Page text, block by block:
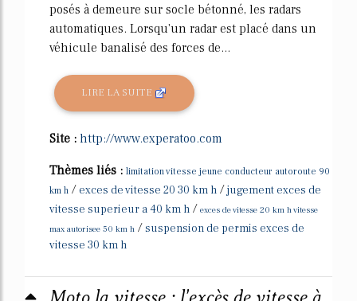
posés à demeure sur socle bétonné, les radars
automatiques. Lorsqu'un radar est placé dans un
véhicule banalisé des forces de...
LIRE LA SUITE
Site : http://www.experatoo.com
Thèmes liés : limitation vitesse jeune conducteur autoroute 90
km h / exces de vitesse 20 30 km h /jugement exces de
vitesse superieur a 40 km h / exces de vitesse 20 km h vitesse
max autorisee 50 km h /suspension de permis exces de
vitesse 30 km h